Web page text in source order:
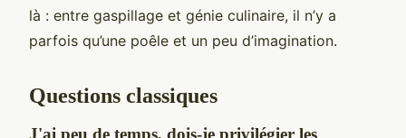
là : entre gaspillage et génie culinaire, il n’y a
parfois qu’une poêle et un peu d’imagination.
Questions classiques
J'ai peu de temps, dois-je privilégier les